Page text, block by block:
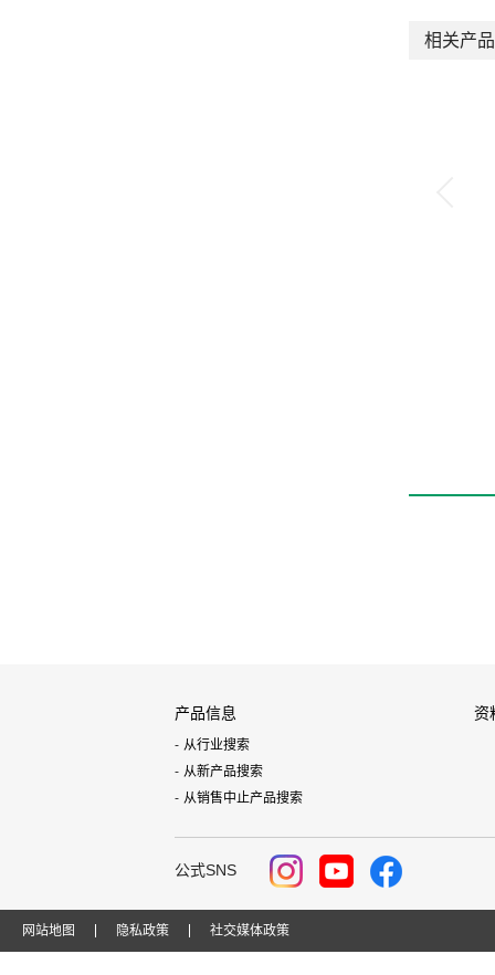
相关产品
产品信息
从行业搜索
从新产品搜索
从销售中止产品搜索
资
公式SNS
网站地图 隐私政策 社交媒体政策